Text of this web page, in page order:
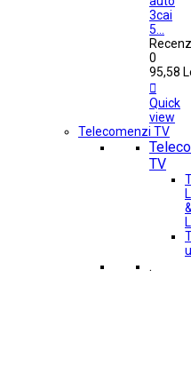
3cai
5...
0
95,58

Quick
view
Telecomenzi TV
TV
&
.